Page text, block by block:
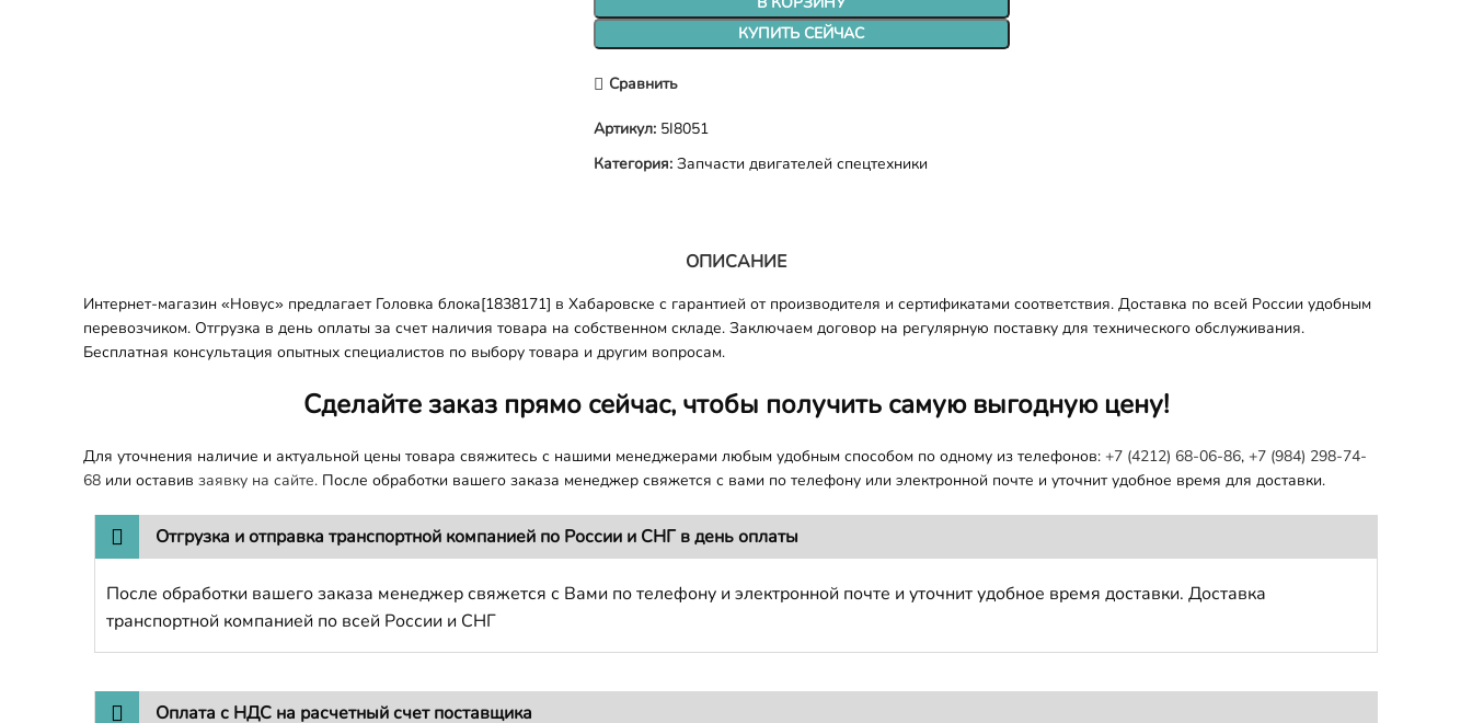
КУПИТЬ СЕЙЧАС
Сравнить
Артикул: 5I8051
Категория: Запчасти двигателей спецтехники
ОПИСАНИЕ
Интернет-магазин «Новус» предлагает Головка блока[1838171] в Хабаровске с гарантией от производителя и сертификатами соответствия. Доставка по всей России удобным
перевозчиком. Отгрузка в день оплаты за счет наличия товара на собственном складе. Заключаем договор на регулярную поставку для технического обслуживания.
Бесплатная консультация опытных специалистов по выбору товара и другим вопросам.
Сделайте заказ прямо сейчас, чтобы получить самую выгодную цену!
Для уточнения наличие и актуальной цены товара свяжитесь с нашими менеджерами любым удобным способом по одному из телефонов: +7 (4212) 68-06-86, +7 (984) 298-74-
68 или оставив заявку на сайте. После обработки вашего заказа менеджер свяжется с вами по телефону или электронной почте и уточнит удобное время для доставки.
Отгрузка и отправка транспортной компанией по России и СНГ в день оплаты
После обработки вашего заказа менеджер свяжется с Вами по телефону и электронной почте и уточнит удобное время доставки. Доставка
транспортной компанией по всей России и СНГ
Оплата с НДС на расчетный счет поставщика